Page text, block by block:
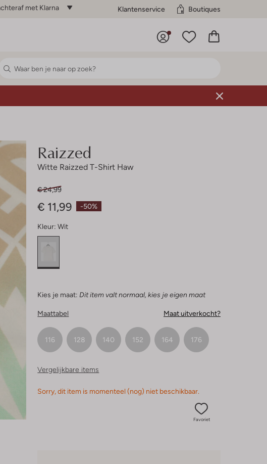
met Klarna Klantenservice Boutiques
Raizzed
Witte Raizzed T-Shirt Haw
-50%
€ 24,99
€ 11,99
Kleur: Wit
Kies je maat: Dit item valt normaal, kies je eigen maat
Maattabel Maat uitverkocht?
116 128 140 152 164 176
Vergelijkbare items
Sorry, dit item is momenteel (nog) niet beschikbaar.
Favoriet